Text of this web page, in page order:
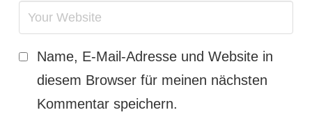
Name, E-Mail-Adresse und Website in
diesem Browser für meinen nächsten
Kommentar speichern.